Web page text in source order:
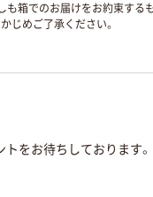
も箱でのお届けをお約束する
じめご了承ください。
をお待ちしております。